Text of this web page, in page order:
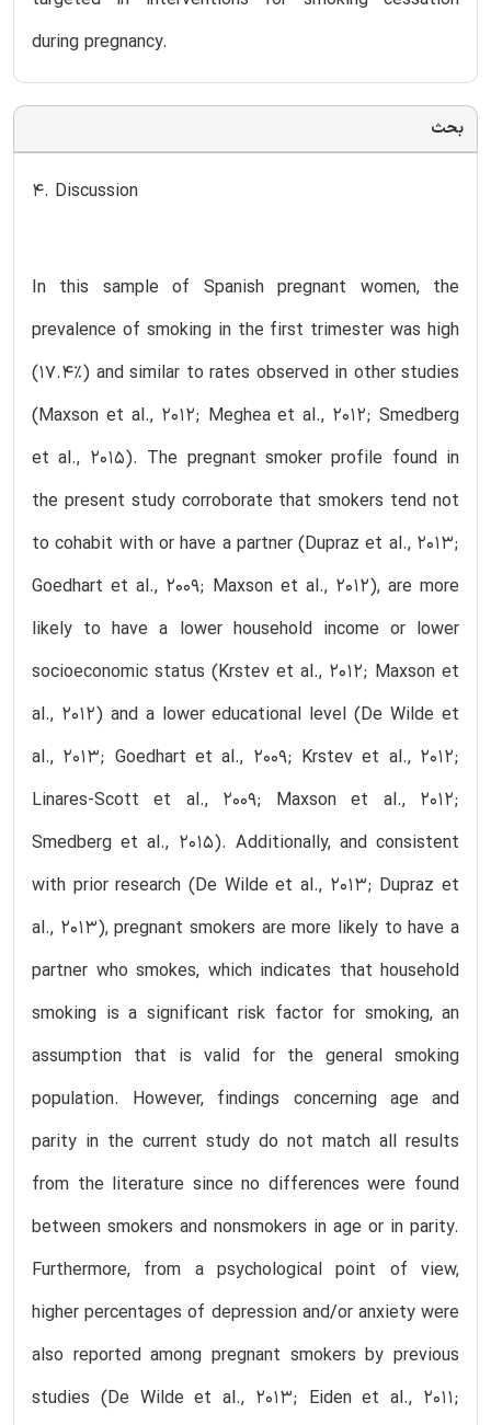
during pregnancy.
بحث
4. Discussion
In this sample of Spanish pregnant women, the
prevalence of smoking in the first trimester was high
(17.4%) and similar to rates observed in other studies
(Maxson et al., 2012; Meghea et al., 2012; Smedberg
et al., 2015). The pregnant smoker profile found in
the present study corroborate that smokers tend not
to cohabit with or have a partner (Dupraz et al., 2013;
Goedhart et al., 2009; Maxson et al., 2012), are more
likely to have a lower household income or lower
socioeconomic status (Krstev et al., 2012; Maxson et
al., 2012) and a lower educational level (De Wilde et
al., 2013; Goedhart et al., 2009; Krstev et al., 2012;
Linares-Scott et al., 2009; Maxson et al., 2012;
Smedberg et al., 2015). Additionally, and consistent
with prior research (De Wilde et al., 2013; Dupraz et
al., 2013), pregnant smokers are more likely to have a
partner who smokes, which indicates that household
smoking is a significant risk factor for smoking, an
assumption that is valid for the general smoking
population. However, findings concerning age and
parity in the current study do not match all results
from the literature since no differences were found
between smokers and nonsmokers in age or in parity.
Furthermore, from a psychological point of view,
higher percentages of depression and/or anxiety were
also reported among pregnant smokers by previous
studies (De Wilde et al., 2013; Eiden et al., 2011;